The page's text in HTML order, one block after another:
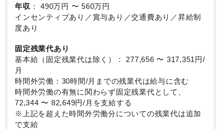
年収 ： 490万円 〜 560万円
インセンティブあり／賞与あり／交通費あり／昇給制
度あり
固定残業代あり
基本給（固定残業代は除く）： 277,656 〜 317,351円/
月
時間外労働：30時間/月までの残業代は給与に含む
時間外労働の有無に関わらず固定残業代として、
72,344 〜 82,649円/月を支給する
※上記を超えた時間外労働分についての残業代は追加
で支給